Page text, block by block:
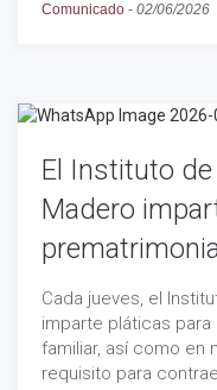
Comunicado - 02/06/2026
El Instituto
Madero
Cada jueves, el
imparte pláticas para
familiar, así como en
requisito para